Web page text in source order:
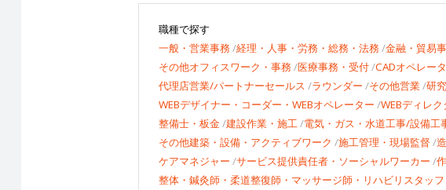
職種で探す
一般・営業事務 経理・人事・労務・総務・法務 金融・貿易
その他オフィスワーク・事務 医療事務・受付 CADオペレー
代理店営業/パートナーセールス ラウンダー その他営業 研
WEBデザイナー・コーダー・WEBオペレーター WEBディレ
整備士・板金 建設作業・施工 電気・ガス・水道工事/設備工
その他建築・設備・アクティブワーク 施工管理・現場監督
ケアマネジャー サービス提供責任者・ソーシャルワーカー
整体・鍼灸師・柔道整復師・マッサージ師・リハビリスタッフ